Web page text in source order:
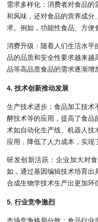
需求多样化：消费者对食品
和风味，还对食品的营养成分
求。例如，功能性食品、方便
消费升级：随着人们生活水平
品的品质和安全性要求越来越
品等高品质食品的需求逐渐增
4. 技术创新推动发展
生产技术进步：食品加工技术
酵技术等的应用，提高了食品
术如自动化生产线、机器人技
应用，降低了人力成本，实现
研发创新活跃：企业加大对
如，通过基因编辑技术培育出
合成生物学技术生产出更加环
5. 行业竞争激烈
市场竞争格局分散：食品行业